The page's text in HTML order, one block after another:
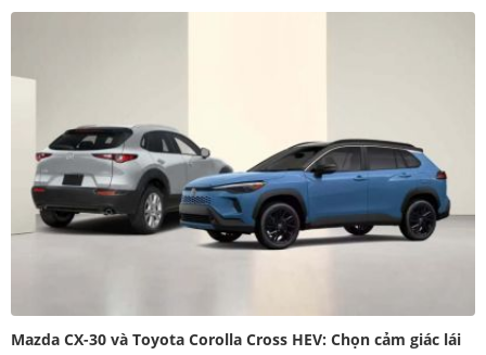
Mazda CX-30 và Toyota Corolla Cross HEV: Chọn cảm giác lái